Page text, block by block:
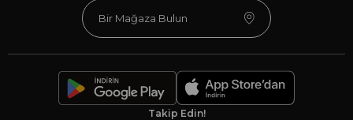
Bir Mağaza Bulun
Takip Edin!